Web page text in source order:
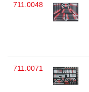
711.0048
711.0071